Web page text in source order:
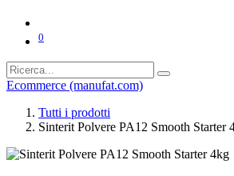
0
Ecommerce (manufat.com)
Tutti i prodotti
Sinterit Polvere PA12 Smooth Starter